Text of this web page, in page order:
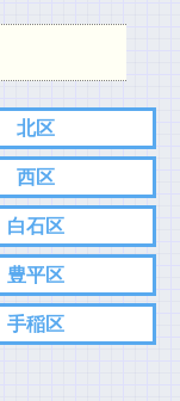
北区
西区
白石区
豊平区
手稲区